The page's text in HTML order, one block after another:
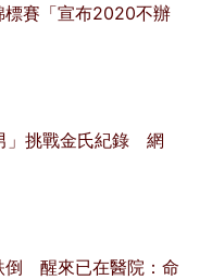
賽「宣布2020不辦
」挑戰金氏紀錄 網
倒 醒來已在醫院：命